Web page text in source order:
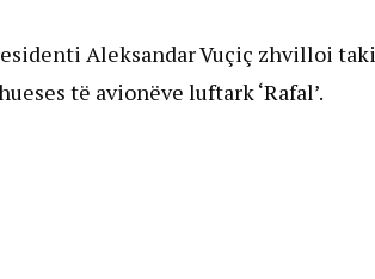
Aleksandar Vuçiç zhvilloi
të avionëve luftark ‘Rafal’.